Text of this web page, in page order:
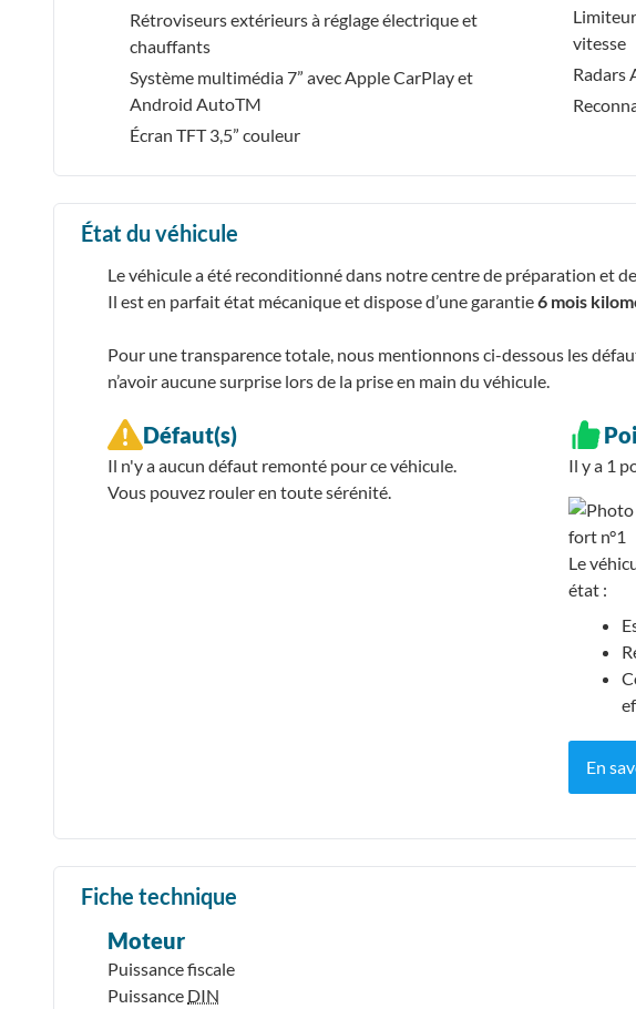
Rétroviseurs extérieurs à réglage électrique et
chauffants
Système multimédia 7” avec Apple CarPlay et
Android AutoTM
Écran TFT 3,5” couleur
vitesse
Radars
État du véhicule
Le véhicule a été reconditionné dans notre centre de préparation et
Il est en parfait état mécanique et dispose d’une garantie6 mois
Pour une transparence totale, nous mentionnons ci-dessous les
n’avoir aucune surprise lors de la prise en main du véhicule.
Défaut(s)
Il n'y a aucun défaut remonté pour ce véhicule.
Vous pouvez rouler en toute sérénité.
Il y a 1
Le
état :
En
Fiche technique
Moteur
Puissance fiscale
Puissance DIN